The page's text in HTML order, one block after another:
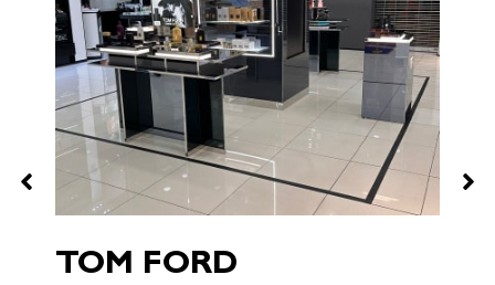
VICTORIA´S SECRET